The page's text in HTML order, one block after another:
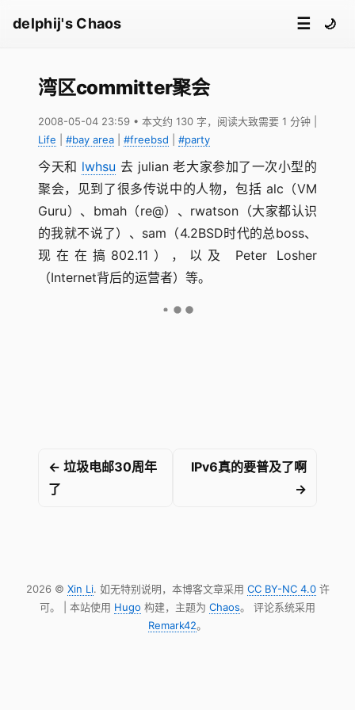
delphij's Chaos ☰ 🌙
湾区committer聚会
2008-05-04 23:59 • 本文约 130 字，阅读大致需要 1 分钟
Life
#bay area #freebsd #party
今天和 lwhsu 去 julian 老大家参加了一次小型的
聚会，见到了很多传说中的人物，包括 alc（VM
Guru）、bmah（re@）、rwatson（大家都认识
的我就不说了）、sam（4.2BSD时代的总boss、
现在在搞802.11），以及 Peter Losher
（Internet背后的运营者）等。
← 垃圾电邮30周年
了
IPv6真的要普及了啊
→
2026 © Xin Li. 如无特别说明，本博客文章采用 CC BY-NC 4.0许
可。 | 本站使用 Hugo 构建，主题为 Chaos。 评论系统采用
Remark42。